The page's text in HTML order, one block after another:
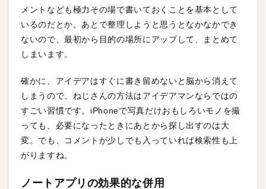
メントなども極力その場で書いておくことを基本として
いるのだとか。あとで整理しようと思うとなかなかでき
ないので、最初から目的の場所にアップして、まとめて
しまいます。
確かに、アイデアはすぐに書き留めないと脳から消えて
しまうので、ねじさんの方法はアイデアマンならではの
すごい習慣です。iPhoneで写真だけおもしろいモノを撮
っても、必要になったときにあとから探し出すのは大
変。でも、コメントが少しでも入っていれば検索性も上
がりますね。
ノートアプリの効果的な併用